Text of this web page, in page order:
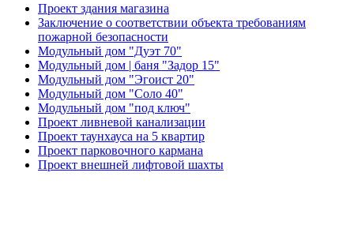
Проект здания магазина
Заключение о соответствии объекта требованиям
пожарной безопасности
Модульный дом "Дуэт 70"
Модульный дом | баня "Задор 15"
Модульный дом "Эгоист 20"
Модульный дом "Соло 40"
Модульный дом "под ключ"
Проект ливневой канализации
Проект таунхауса на 5 квартир
Проект парковочного кармана
Проект внешней лифтовой шахты